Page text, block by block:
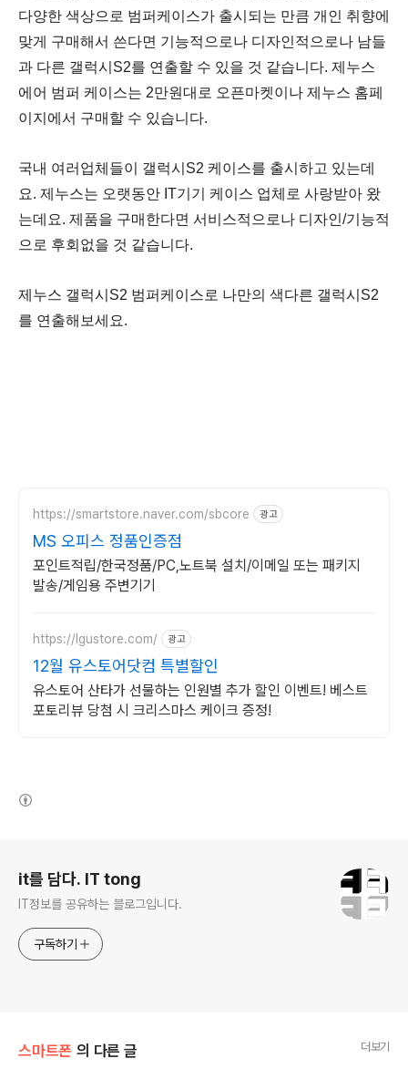
다양한 색상으로 범퍼케이스가 출시되는 만큼 개인 취향에
맞게 구매해서 쓴다면 기능적으로나 디자인적으로나 남들
과 다른 갤럭시S2를 연출할 수 있을 것 같습니다. 제누스
에어 범퍼 케이스는 2만원대로 오픈마켓이나 제누스 홈페
이지에서 구매할 수 있습니다.
국내 여러업체들이 갤럭시S2 케이스를 출시하고 있는데
요. 제누스는 오랫동안 IT기기 케이스 업체로 사랑받아 왔
는데요. 제품을 구매한다면 서비스적으로나 디자인/기능적
으로 후회없을 것 같습니다.
제누스 갤럭시S2 범퍼케이스로 나만의 색다른 갤럭시S2
를 연출해보세요.
https://smartstore.naver.com/sbcore 광고
MS 오피스 정품인증점
포인트적립/한국정품/PC,노트북 설치/이메일 또는 패키지
발송/게임용 주변기기
https://lgustore.com/ 광고
12월 유스토어닷컴 특별할인
유스토어 산타가 선물하는 인원별 추가 할인 이벤트! 베스트
포토리뷰 당첨 시 크리스마스 케이크 증정!
it를 담다. IT tong
IT정보를 공유하는 블로그입니다.
구독하기
스마트폰 의 다른 글 더보기